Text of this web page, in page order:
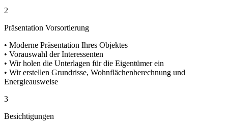
2
Präsentation Vorsortierung
• Moderne Präsentation Ihres Objektes
• Vorauswahl der Interessenten
• Wir holen die Unterlagen für die Eigentümer ein
• Wir erstellen Grundrisse, Wohnflächenberechnung und
Energieausweise
3
Besichtigungen